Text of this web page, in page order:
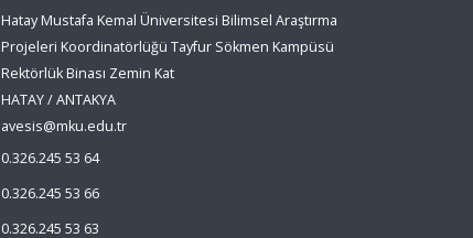
Hatay Mustafa Kemal Üniversitesi Bilimsel Araştırma
Projeleri Koordinatörlüğü Tayfur Sökmen Kampüsü
Rektörlük Binası Zemin Kat
HATAY / ANTAKYA
avesis@mku.edu.tr
0.326.245 53 64
0.326.245 53 66
0.326.245 53 63